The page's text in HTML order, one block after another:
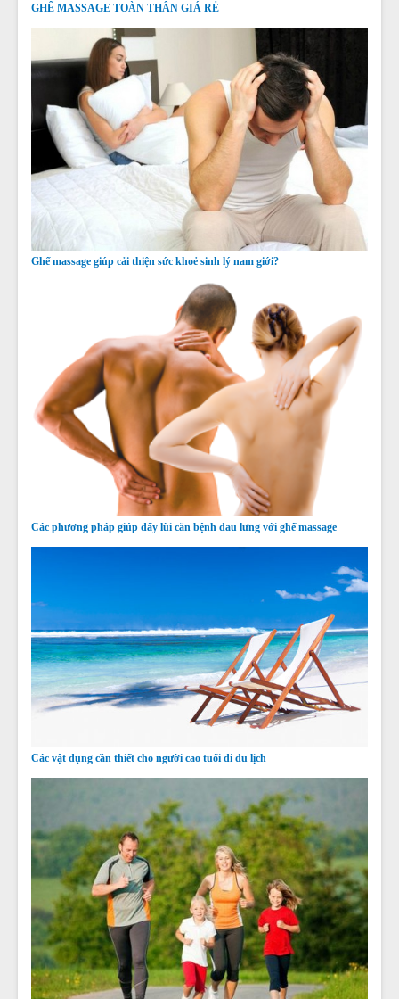
GHẾ MASSAGE TOÀN THÂN GIÁ RẺ
Ghế massage giúp cải thiện sức khoẻ sinh lý nam giới?
Các phương pháp giúp đẩy lùi căn bệnh đau lưng với ghế massage
Các vật dụng cần thiết cho người cao tuổi đi du lịch